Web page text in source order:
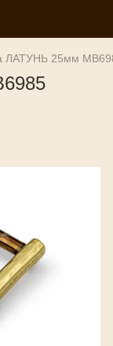
ЛАТУНЬ 25мм